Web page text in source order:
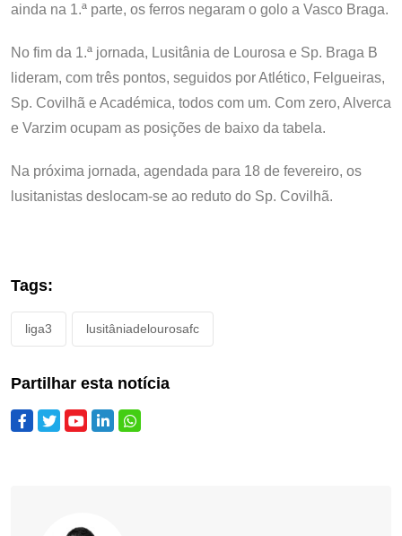
ainda na 1.ª parte, os ferros negaram o golo a Vasco Braga.
No fim da 1.ª jornada, Lusitânia de Lourosa e Sp. Braga B
lideram, com três pontos, seguidos por Atlético, Felgueiras,
Sp. Covilhã e Académica, todos com um. Com zero, Alverca
e Varzim ocupam as posições de baixo da tabela.
Na próxima jornada, agendada para 18 de fevereiro, os
lusitanistas deslocam-se ao reduto do Sp. Covilhã.
Tags:
liga3 lusitâniadelourosafc
Partilhar esta notícia